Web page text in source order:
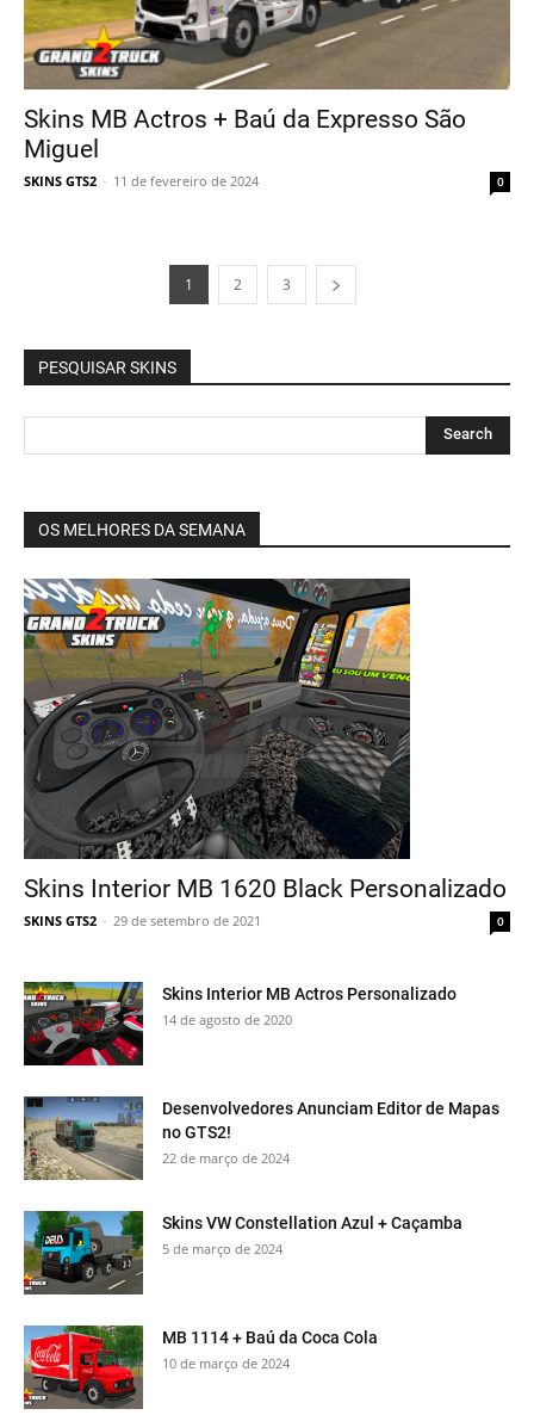
Skins MB Actros + Baú da Expresso São
Miguel
SKINS GTS2 - 11 de fevereiro de 2024 0
1 2 3
PESQUISAR SKINS
OS MELHORES DA SEMANA
Skins Interior MB 1620 Black Personalizado
SKINS GTS2 - 29 de setembro de 2021 0
Skins Interior MB Actros Personalizado
14 de agosto de 2020
Desenvolvedores Anunciam Editor de Mapas
no GTS2!
22 de março de 2024
Skins VW Constellation Azul + Caçamba
5 de março de 2024
MB 1114 + Baú da Coca Cola
10 de março de 2024